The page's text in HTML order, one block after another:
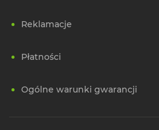
Reklamacje
Płatności
Ogólne warunki gwarancji